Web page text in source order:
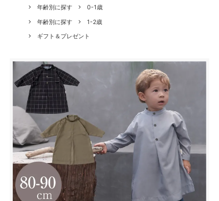
年齢別に探す
0-1歳
年齢別に探す
1-2歳
ギフト＆プレゼント